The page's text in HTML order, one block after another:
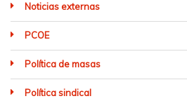
Noticias externas
PCOE
Política de masas
Política sindical